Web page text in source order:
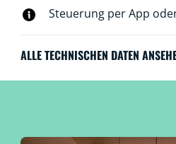
Steuerung per App
ALLE TECHNISCHEN DATEN